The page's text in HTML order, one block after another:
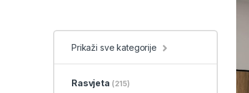
Prikaži sve kategorije
Rasvjeta (215)